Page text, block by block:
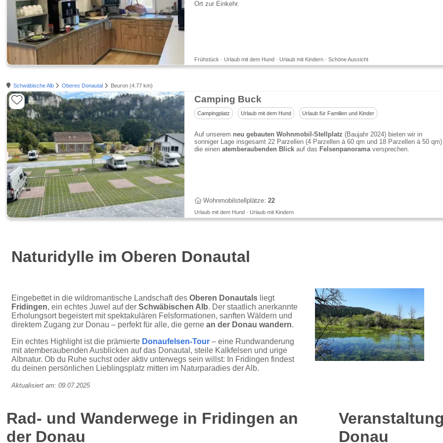
Ort zur Einkehr.
Frühstück · Urlaub mit dem Hund · Urlaub mit Kindern · Schöne Aussicht
Schwäbische Alb Oberes Donautal Beuron (4.77 km)
Camping Buck
Campingplatz Urlaub mit dem Hund Urlaub für Familien und Kinder
Auf unserem neu gebauten Wohnmobil-Stellplatz (Baujahr 2024) bieten wir in
sonniger Lage insgesamt 22 Parzellen (4 Parzellen á 60 qm und 18 Parzellen á 50 qm)
die einenatemberaubenden Blickauf das Felsenpanoramaversprechen.
Wohnmobilstellplätze: 22
Urlaub mit dem Hund · Urlaub mit Kindern
Naturidylle im Oberen Donautal
Eingebettet in die wildromantische Landschaft desOberen Donautals liegt
Fridingen, ein echtes Juwel auf derSchwäbischen Alb. Der staatlich anerkannte
Erholungsort begeistert mit spektakulären Felsformationen, sanften Wäldern und
direktem Zugang zur Donau – perfekt für alle, die gernean der Donau wandern.
Ein echtes Highlight ist die prämierte Donaufelsen-Tour – eine Rundwanderung
mit atemberaubenden Ausblicken auf das Donautal, steile Kalkfelsen und urige
Albnatur. Ob du Ruhe suchst oder aktiv unterwegs sein willst: In Fridingen findest
du deinen persönlichen Lieblingsplatz mitten im Naturparadies der Alb.
Aktualisiert am: 09.07.2025
Rad- und Wanderwege in Fridingen an
der Donau
Donau